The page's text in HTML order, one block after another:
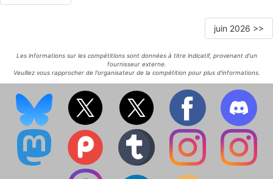
juin 2026 >>
Les informations sur les compétitions sont données à titre indicatif, provenant d'un
fournisseur externe.
Veuillez vous rapprocher de l'organisateur de la compétition pour plus d'informations.